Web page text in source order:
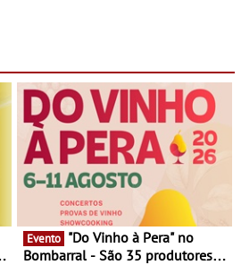
Evento
Bombarral - São 35 produtores,